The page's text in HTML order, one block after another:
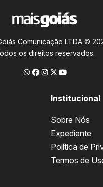
Comunicação LTDA ©
os direitos reservados.
Institucional
Sobre Nós
Expediente
Política de
Termos de